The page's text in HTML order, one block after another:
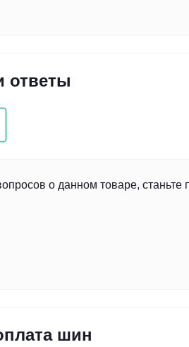
ответы
о данном товаре,
шин